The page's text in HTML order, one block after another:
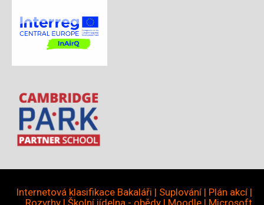
Internetová klasifikace Bakaláři | Suplování | Plán akcí |
Rozvrhy | Školní jídelna - obědy | Moodle | Microsoft